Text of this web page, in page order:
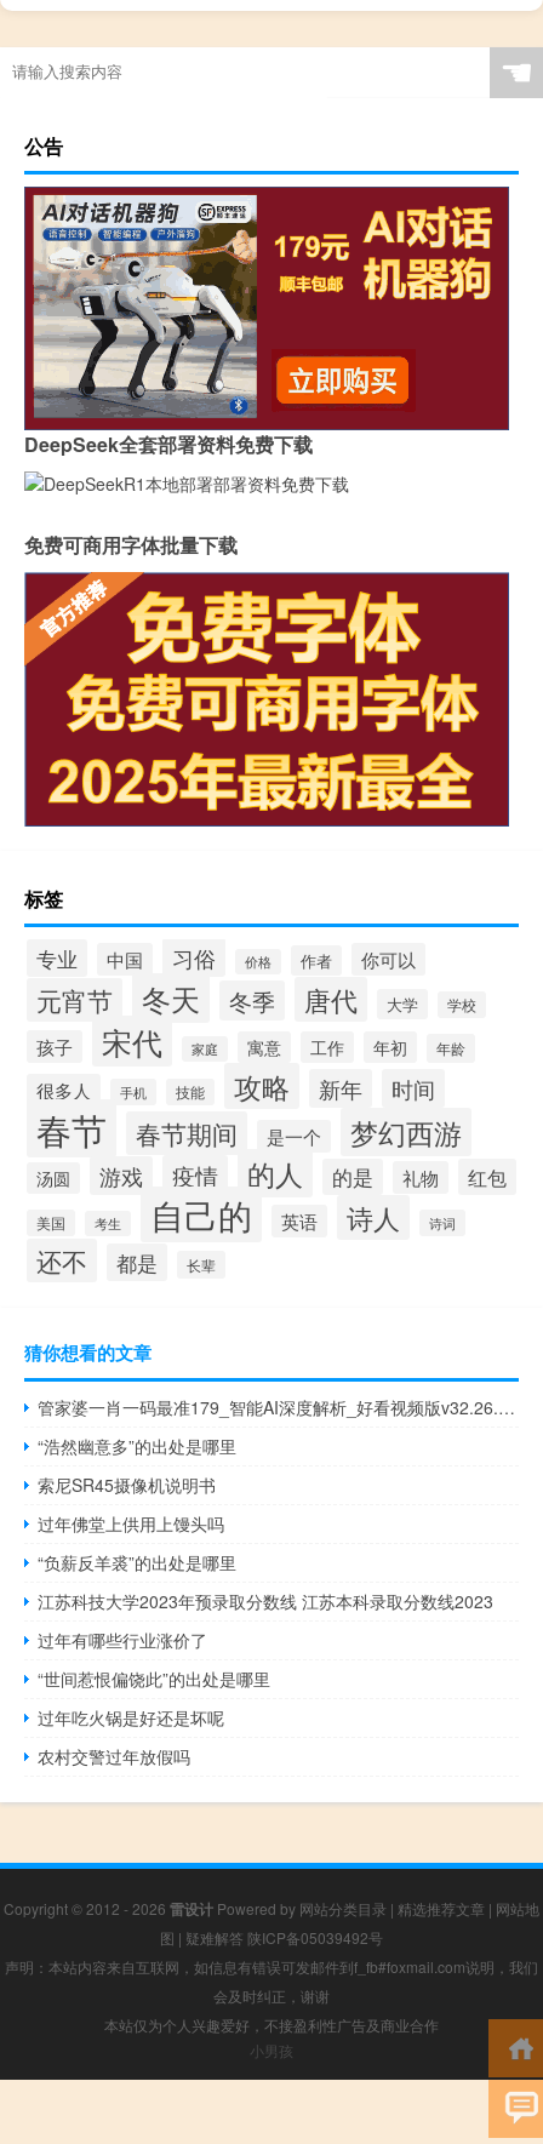
☚
公告
DeepSeek全套部署资料免费下载
免费可商用字体批量下载
标签
专业 中国 习俗 价格 作者 你可以
元宵节 冬天 冬季 唐代 大学 学校
孩子 宋代 家庭 寓意 工作 年初 年龄
很多人 手机 技能 攻略 新年 时间
春节 春节期间 是一个 梦幻西游
汤圆 游戏 疫情 的人 的是 礼物 红包
美国 考生 自己的 英语 诗人 诗词
还不 都是 长辈
猜你想看的文章
管家婆一肖一码最准179_智能AI深度解析_好看视频版v32.26.157
“浩然幽意多”的出处是哪里
索尼SR45摄像机说明书
过年佛堂上供用上馒头吗
“负薪反羊裘”的出处是哪里
江苏科技大学2023年预录取分数线 江苏本科录取分数线2023
过年有哪些行业涨价了
“世间惹恨偏饶此”的出处是哪里
过年吃火锅是好还是坏呢
农村交警过年放假吗
Copyright © 2012 - 2026 雷设计 Powered by 网站分类目录 | 精选推荐文章 | 网站地
图 | 疑难解答 陕ICP备05039492号
声明：本站内容来自互联网，如信息有错误可发邮件到f_fb#foxmail.com说明，我们
会及时纠正，谢谢
本站仅为个人兴趣爱好，不接盈利性广告及商业合作
小男孩